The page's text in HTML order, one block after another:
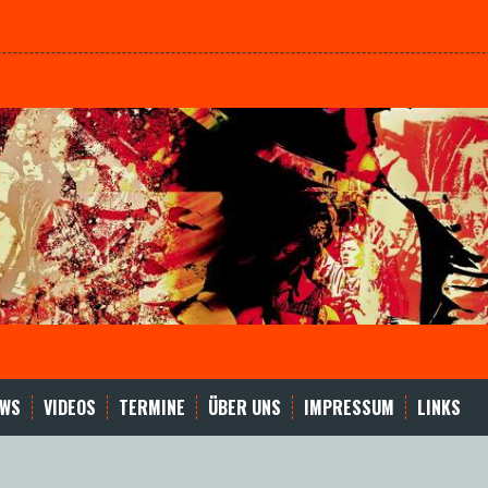
VIDEOS TERMINE ÜBER UNS IMPRESSUM LINKS